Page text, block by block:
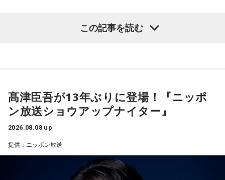
の武器にもなるでしょう。
もしれません。勢いが吉と出ることも多いですが、一呼吸置
いて考える癖もつけてみて。
4．懐中電灯……本性は「冷静な神様!?」
限の場面でもパニックにならず、状況を一歩引いて見極める
冷静沈着なタイプ。感情に飲まれず、俯瞰して考えられるタ
イプです。ただ、いつも冷静すぎると近寄りがたく見られる
ました。
それは何でしたか？次の中から近いものを1つ選んでくださ
1． 鳩のぬいぐるみ
2． パスポートなどの身分証
3． 買ったばかりの乾電池
この記事を読む
髙津臣吾が13年ぶりに登場！『ニッポ
ン放送ショウアップナイター』
2026.08.08 up
提供：ニッポン放送